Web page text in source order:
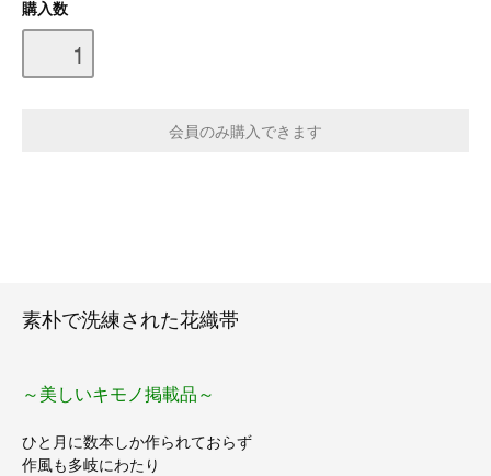
購入数
素朴で洗練された花織帯
～美しいキモノ掲載品～
ひと月に数本しか作られておらず
作風も多岐にわたり